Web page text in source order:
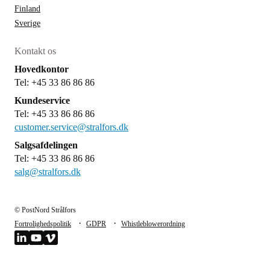
Finland
Sverige
Kontakt os
Hovedkontor
Tel: +45 33 86 86 86
Kundeservice
Tel: +45 33 86 86 86
customer.service@stralfors.dk
Salgsafdelingen
Tel: +45 33 86 86 86
salg@stralfors.dk
© PostNord Strålfors
Fortrolighedspolitik
· GDPR · Whistleblowerordning